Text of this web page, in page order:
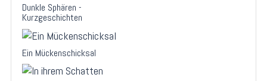
Dunkle Sphären -
Kurzgeschichten
Ein Mückenschicksal